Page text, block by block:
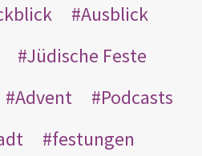
Ausblick
Jüdische Feste
Advent
Podcasts
festungen